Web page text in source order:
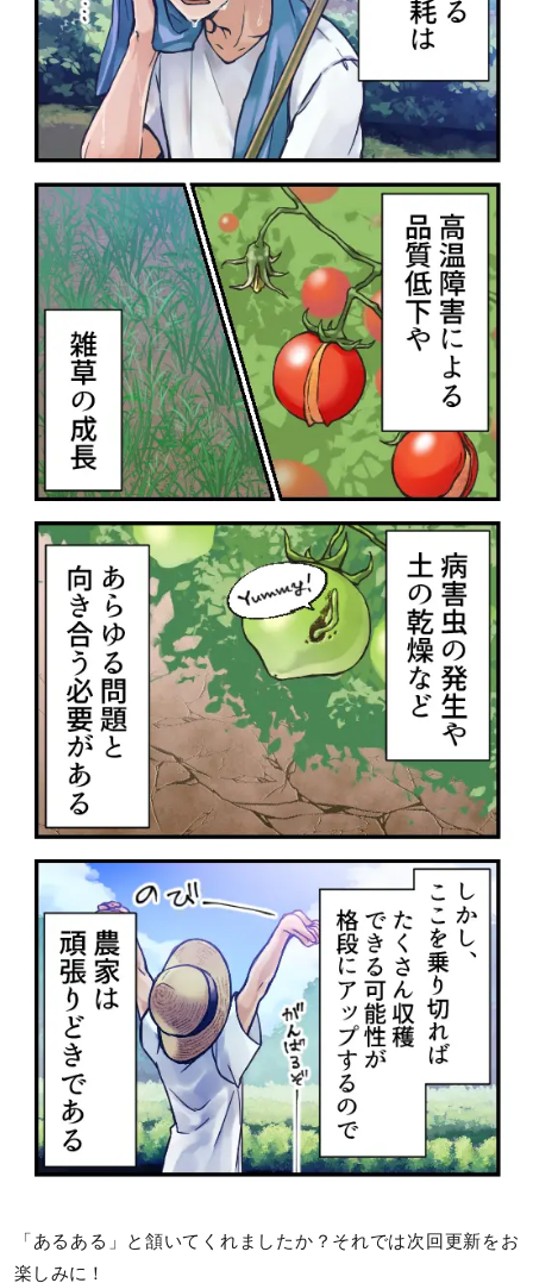
「あるある」と頷いてくれましたか？それでは次回更新をお
楽しみに！